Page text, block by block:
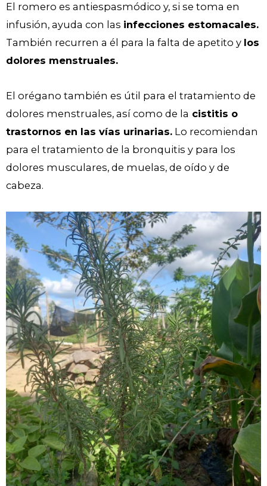
El romero es antiespasmódico y, si se toma en
infusión, ayuda con las infecciones estomacales.
También recurren a él para la falta de apetito y los
dolores menstruales.
El orégano también es útil para el tratamiento de
dolores menstruales, así como de la cistitis o
trastornos en las vías urinarias. Lo recomiendan
para el tratamiento de la bronquitis y para los
dolores musculares, de muelas, de oído y de
cabeza.